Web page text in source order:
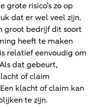
grote risico’s zo op
dat er wel veel zijn.
groot bedrijf dit soort
heeft te maken
relatief eenvoudig om
dat gebeurt,
of claim
klacht of claim kan
te zijn.